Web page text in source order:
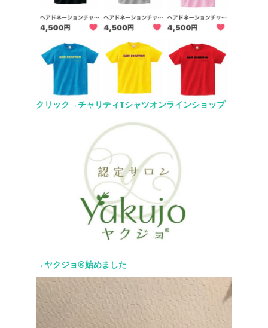
クリック→チャリティTシャツオンラインショップ
→ヤクジョ®︎始めました